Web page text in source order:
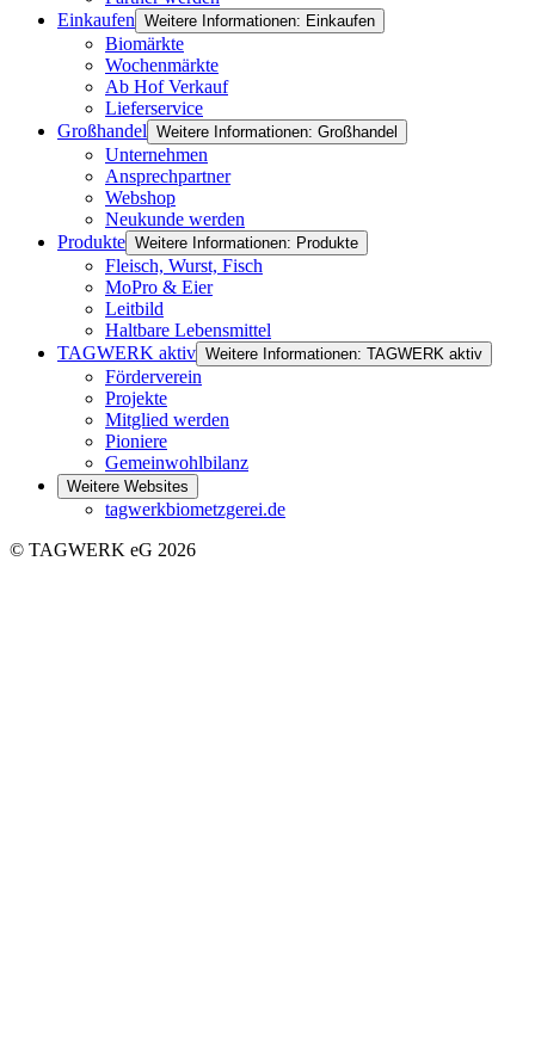
Einkaufen Weitere Informationen: Einkaufen
Biomärkte
Wochenmärkte
Ab Hof Verkauf
Lieferservice
Großhandel Weitere Informationen: Großhandel
Unternehmen
Ansprechpartner
Webshop
Neukunde werden
Produkte Weitere Informationen: Produkte
Fleisch, Wurst, Fisch
MoPro & Eier
Leitbild
Haltbare Lebensmittel
TAGWERK aktiv Weitere Informationen: TAGWERK aktiv
Förderverein
Projekte
Mitglied werden
Pioniere
Gemeinwohlbilanz
Weitere Websites
tagwerkbiometzgerei.de
© TAGWERK eG 2026